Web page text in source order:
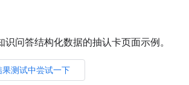
识问答结构化数据的抽认卡页面示例。